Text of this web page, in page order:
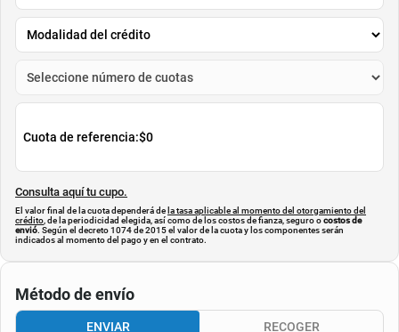
Cuota de referencia:$0
Consulta aquí tu cupo.
El valor final de la cuota dependerá de la tasa aplicable al momento del otorgamiento del
crédito , de la periodicidad elegida, así como de los costos de fianza, seguro ocostos de
envió. Según el decreto 1074 de 2015 el valor de la cuota y los componentes serán
indicados al momento del pago y en el contrato.
Método de envío
ENVIAR RECOGER